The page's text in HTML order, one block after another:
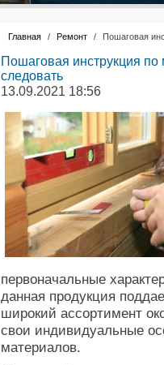
Главная / Ремонт / Пошаговая
Пошаговая инструкция
следовать
13.09.2021 18:56
первоначальные
данная продукция
широкий ассортимент
свои индивидуальные
материалов.